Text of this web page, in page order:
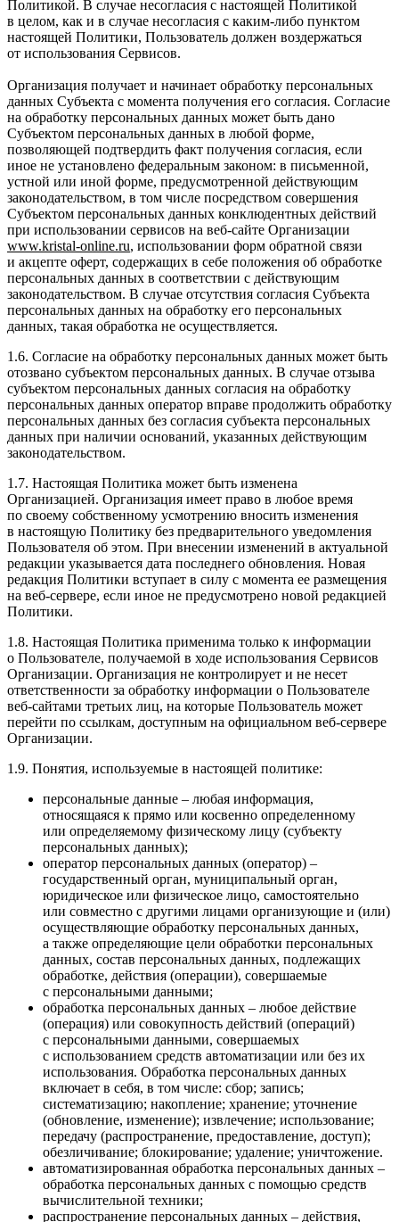
Политикой. В случае несогласия с настоящей Политикой
в целом, как и в случае несогласия с каким-либо пунктом
настоящей Политики, Пользователь должен воздержаться
от использования Сервисов.
Организация получает и начинает обработку персональных
данных Субъекта с момента получения его согласия. Согласие
на обработку персональных данных может быть дано
Субъектом персональных данных в любой форме,
позволяющей подтвердить факт получения согласия, если
иное не установлено федеральным законом: в письменной,
устной или иной форме, предусмотренной действующим
законодательством, в том числе посредством совершения
Субъектом персональных данных конклюдентных действий
при использовании сервисов на веб-сайте Организации
www.kristal-online.ru, использовании форм обратной связи
и акцепте оферт, содержащих в себе положения об обработке
персональных данных в соответствии с действующим
законодательством. В случае отсутствия согласия Субъекта
персональных данных на обработку его персональных
данных, такая обработка не осуществляется.
1.6. Согласие на обработку персональных данных может быть
отозвано субъектом персональных данных. В случае отзыва
субъектом персональных данных согласия на обработку
персональных данных оператор вправе продолжить обработку
персональных данных без согласия субъекта персональных
данных при наличии оснований, указанных действующим
законодательством.
1.7. Настоящая Политика может быть изменена
Организацией. Организация имеет право в любое время
по своему собственному усмотрению вносить изменения
в настоящую Политику без предварительного уведомления
Пользователя об этом. При внесении изменений в актуальной
редакции указывается дата последнего обновления. Новая
редакция Политики вступает в силу с момента ее размещения
на веб-сервере, если иное не предусмотрено новой редакцией
Политики.
1.8. Настоящая Политика применима только к информации
о Пользователе, получаемой в ходе использования Сервисов
Организации. Организация не контролирует и не несет
ответственности за обработку информации о Пользователе
веб-сайтами третьих лиц, на которые Пользователь может
перейти по ссылкам, доступным на официальном веб-сервере
Организации.
1.9. Понятия, используемые в настоящей политике:
персональные данные – любая информация,
относящаяся к прямо или косвенно определенному
или определяемому физическому лицу (субъекту
персональных данных);
оператор персональных данных (оператор) –
государственный орган, муниципальный орган,
юридическое или физическое лицо, самостоятельно
или совместно с другими лицами организующие и (или)
осуществляющие обработку персональных данных,
а также определяющие цели обработки персональных
данных, состав персональных данных, подлежащих
обработке, действия (операции), совершаемые
с персональными данными;
обработка персональных данных – любое действие
(операция) или совокупность действий (операций)
с персональными данными, совершаемых
с использованием средств автоматизации или без их
использования. Обработка персональных данных
включает в себя, в том числе: сбор; запись;
систематизацию; накопление; хранение; уточнение
(обновление, изменение); извлечение; использование;
передачу (распространение, предоставление, доступ);
обезличивание; блокирование; удаление; уничтожение.
автоматизированная обработка персональных данных –
обработка персональных данных с помощью средств
вычислительной техники;
распространение персональных данных – действия,